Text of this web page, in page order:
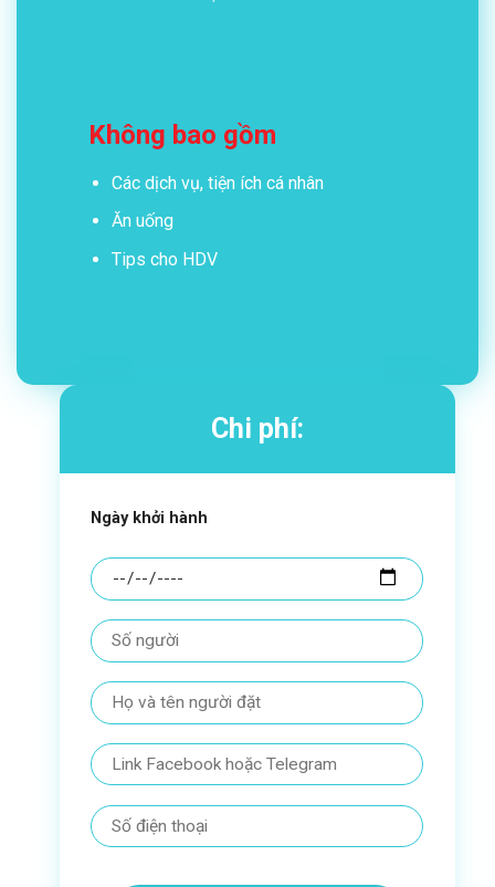
Không bao gồm
Các dịch vụ, tiện ích cá nhân
Ăn uống
Tips cho HDV
Chi phí:
Ngày khởi hành